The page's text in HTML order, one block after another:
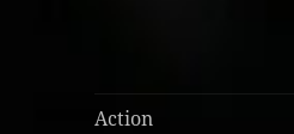
Action